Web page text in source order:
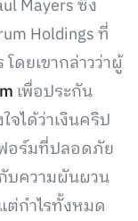
Mayers ซึ่ง
Holdings ที่
ดยเขากล่าวว่าผู้
เพื่อประกัน
จได้ว่าเงินคริป
อร์มที่ปลอดภัย
บความผันผวน
ต่กำไรทั้งหมด